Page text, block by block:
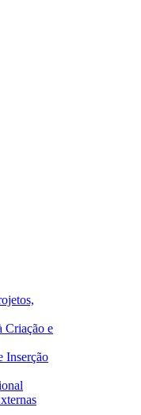
Criação e
Inserção